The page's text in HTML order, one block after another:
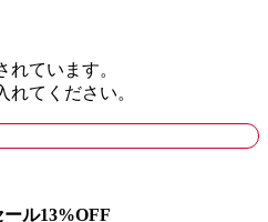
れています。
れてください。
ール13%OFF